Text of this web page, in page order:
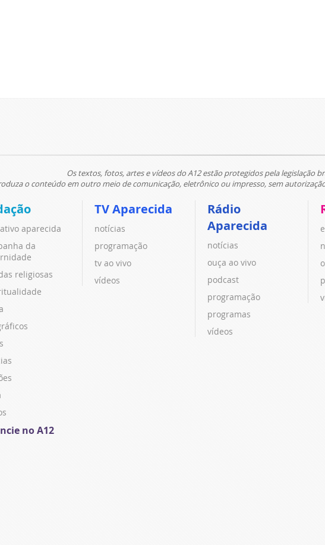
Os textos, fotos, artes e vídeos do A12 estão protegidos pela legislação
o conteúdo em outro meio de comunicação, eletrônico ou impresso, sem
aparecida
da
religiosas
no A12
TV Aparecida
notícias
programação
tv ao vivo
vídeos
Rádio
Aparecida
notícias
ouça ao vivo
podcast
programação
programas
vídeos